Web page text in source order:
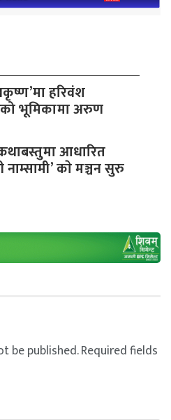
हरिवंश
भूमिकामा अरुण
आधारित
नाम्सामी’ काे मञ्चन सुरु
be published.Required fields